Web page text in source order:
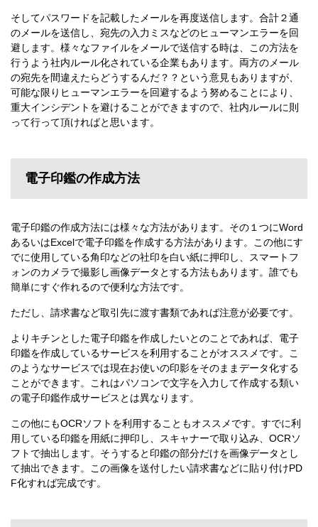
そしてパスワードを記載したメールを再度送信します。合計２通
のメールを送信し、宛先の入力ミスなどのヒューマンエラーを回
避します。様々なファイルをメールで送信する時は、この方法を
行うよう社内ルール化されている企業もあります。両方のメール
の宛先を間違えたらどうするんだ？？という意見もありますが、
可能な限りヒューマンエラーを回避するよう努めることにより、
重大インシデントを避けることができますので、社内ルールに則
って行って頂ければと思います。
電子印鑑の作成方法
電子印鑑の作成方法には様々な方法があります。その１つにWord
あるいはExcelで電子印鑑を作成する方法があります。この他にす
でに使用している角印などの社印を白い紙に押印し、スマートフ
ォンのカメラで撮影し画像データとする方法もあります。誰でも
簡単にすぐ作れるので便利な方法です。
ただし、請求書など取引先に渡す書類であれば注意が必要です。
よりキチンとした電子印鑑を作成したいとのことであれば、電子
印鑑を作成しているサービスを利用することがオススメです。こ
のようなサービスでは現在お使いの印影をそのままデータ化する
ことができます。これはパソコンで文字を入力して作成する類い
の電子印鑑作成サービスとは異なります。
この他にもOCRソフトを利用することもオススメです。すでに利
用している印鑑を用紙に押印し、スキャナーで取り込み、OCRソ
フトで抽出します。そうすると印鑑の部分だけを画像データとし
て抽出できます。この画像を送付したい請求書などに貼り付けPD
F化すれば完成です。